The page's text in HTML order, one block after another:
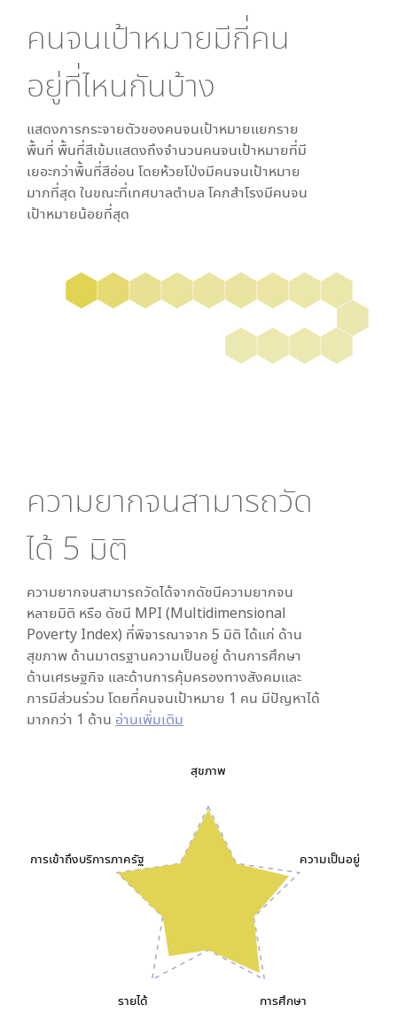
คนจนเป้าหมายมีกี่คน
อยู่ที่ไหนกันบ้าง
แสดงการกระจายตัวของคนจนเป้าหมายแยกราย
พื้นที่ พื้นที่สีเข้มแสดงถึงจำนวนคนจนเป้าหมายที่มี
เยอะกว่าพื้นที่สีอ่อน โดยห้วยโป่งมีคนจนเป้าหมาย
มากที่สุด ในขณะที่เทศบาลตำบล โคกสำโรงมีคนจน
เป้าหมายน้อยที่สุด
ความยากจนสามารถวัด
ได้ 5 มิติ
ความยากจนสามารถวัดได้จากดัชนีความยากจน
หลายมิติ หรือ ดัชนี MPI (Multidimensional
Poverty Index) ที่พิจารณาจาก 5 มิติ ได้แก่ ด้าน
สุขภาพ ด้านมาตรฐานความเป็นอยู่ ด้านการศึกษา
ด้านเศรษฐกิจ และด้านการคุ้มครองทางสังคมและ
การมีส่วนร่วม โดยที่คนจนเป้าหมาย 1 คน มีปัญหาได้
มากกว่า 1 ด้าน อ่านเพิ่มเติม
สุขภาพ
ความเป็นอยู่
การศึกษา
รายได้
การเข้าถึงบริการภาครัฐ